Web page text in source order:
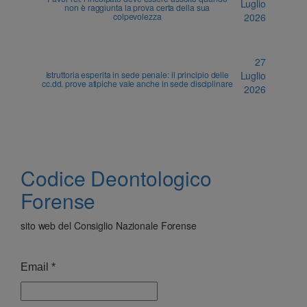
non è raggiunta la prova certa della sua
colpevolezza
Luglio
2026
Istruttoria esperita in sede penale: il principio delle
cc.dd. prove atipiche vale anche in sede disciplinare
27
Luglio
2026
Codice Deontologico
Forense
sito web del Consiglio Nazionale Forense
Email *